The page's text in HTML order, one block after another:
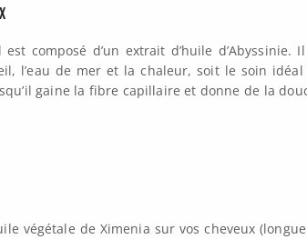
composé d’un extrait d’huile d’Abyssinie.
l’eau de mer et la chaleur, soit le soin
gaine la fibre capillaire et donne de la
végétale de Ximenia sur vos cheveux